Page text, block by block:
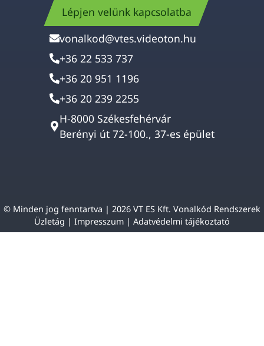
Lépjen velünk kapcsolatba
vonalkod@vtes.videoton.hu
+36 22 533 737
+36 20 951 1196
+36 20 239 2255
H-8000 Székesfehérvár
Berényi út 72-100., 37-es épület
© Minden jog fenntartva | 2026 VT ES Kft. Vonalkód Rendszerek
Üzletág | Impresszum | Adatvédelmi tájékoztató